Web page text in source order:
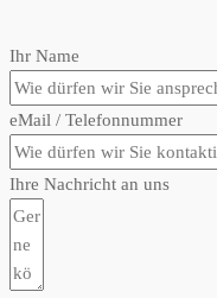
Ihr Name
eMail / Telefonnummer
Ihre Nachricht an uns